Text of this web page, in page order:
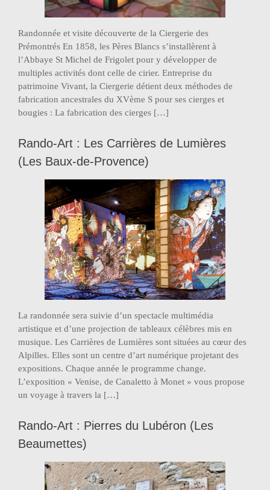
Randonnée et visite découverte de la Ciergerie des
Prémontrés En 1858, les Pères Blancs s’installèrent à
l’Abbaye St Michel de Frigolet pour y développer de
multiples activités dont celle de cirier. Entreprise du
patrimoine Vivant, la Ciergerie détient deux méthodes de
fabrication ancestrales du XVème S pour ses cierges et
bougies : La fabrication des cierges […]
Rando-Art : Les Carrières de Lumières
(Les Baux-de-Provence)
La randonnée sera suivie d’un spectacle multimédia
artistique et d’une projection de tableaux célèbres mis en
musique. Les Carrières de Lumières sont situées au cœur des
Alpilles. Elles sont un centre d’art numérique projetant des
expositions. Chaque année le programme change.
L’exposition « Venise, de Canaletto à Monet » vous propose
un voyage à travers la […]
Rando-Art : Pierres du Lubéron (Les
Beaumettes)